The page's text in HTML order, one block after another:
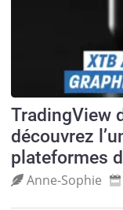
TradingView
découvrez
plateformes
Anne‑Sophie